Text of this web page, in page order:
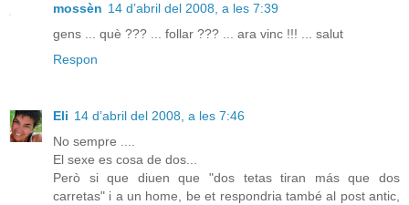
mossèn 14 d’abril del 2008, a les 7:39
gens ... què ??? ... follar ??? ... ara vinc !!! ... salut
Respon
Eli 14 d’abril del 2008, a les 7:46
No sempre ....
El sexe es cosa de dos...
Però si que diuen que "dos tetas tiran más que dos
carretas" i a un home, be et respondria també al post antic,